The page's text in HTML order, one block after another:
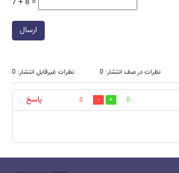
7 + 8 =
ارسال
نظرات در صف انتشار: 0 نظرات غیرقابل انتشار: 0
0
0
پاسخ